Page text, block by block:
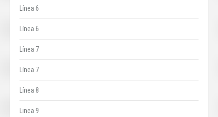
Línea 6
Línea 6
Línea 7
Línea 7
Línea 8
Linea 9